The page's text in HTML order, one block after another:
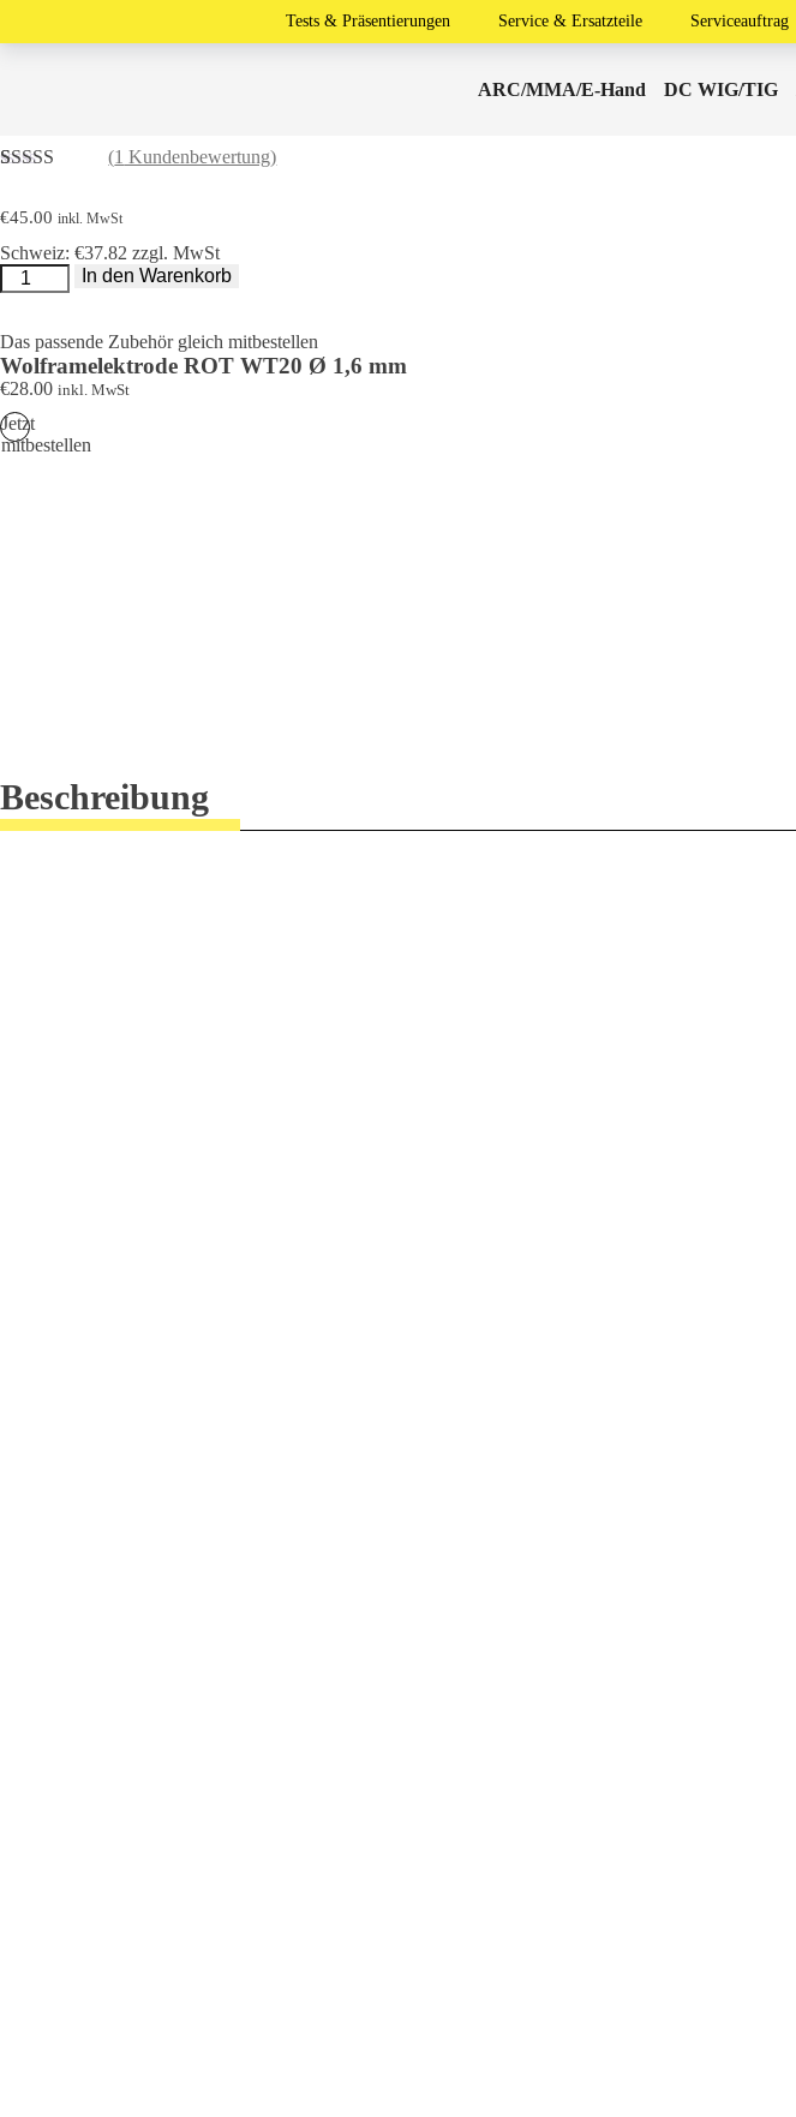
Tests & Präsentierungen Service & Ersatzteile Serviceauftrag
ARC/MMA/E-Hand DC WIG/TIG
Wolframelektroden / Wolframelektrode ROT WT20 Ø 2,4 mm
basierend auf
Kundenbewertung
(1 Kundenbewertung)
€45.00 inkl. MwSt
Schweiz: €37.82 zzgl. MwSt
Wolframelektrode
ROT
2,4
mm
Menge
In den Warenkorb
Das passende Zubehör gleich mitbestellen
Wolframelektrode ROT WT20 Ø 1,6 mm
€28.00 inkl. MwSt
Jetzt
mitbestellen
Beschreibung